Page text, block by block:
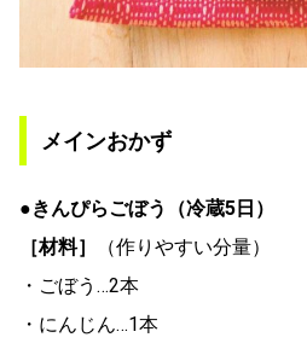
メインおかず
●きんぴらごぼう（冷蔵5日）
［材料］
（作りやすい分量）
・ごぼう…2本
・にんじん…1本